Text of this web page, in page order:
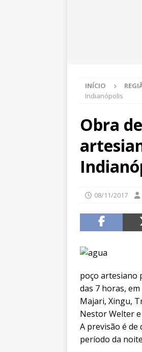
INÍCIO
Indianópolis
Obra
08/11/2017
poço artesiano
das 7 horas,
Majari, Xingu,
Nestor Welter
A previsão é
período da